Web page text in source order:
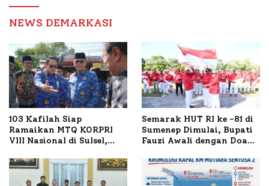
NEWS DEMARKASI
103 Kafilah Siap
Ramaikan MTQ KORPRI
VIII Nasional di Sulsel,
Semarak HUT RI ke -81 di
Sumenep Dimulai, Bupati
Fauzi Awali dengan Doa
Terbakar